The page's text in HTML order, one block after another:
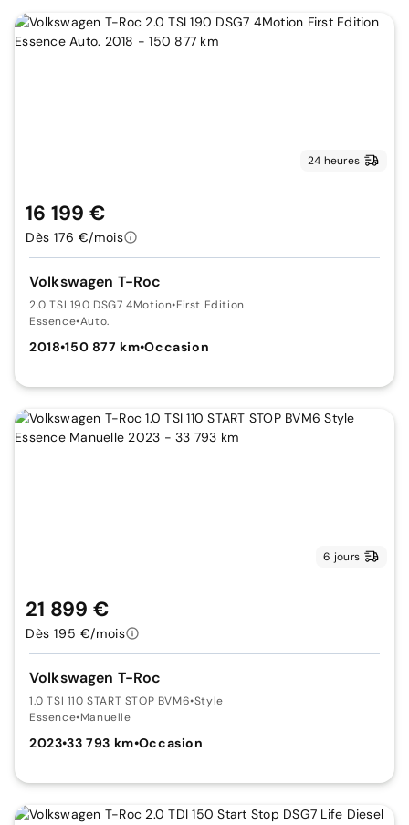
24 heures
Volkswagen T-Roc
2.0 TSI 190 DSG7 4Motion•First Edition
Essence•Auto.
2018•150 877 km•Occasion
16 199 €
Dès 176 €/mois
6 jours
Volkswagen T-Roc
1.0 TSI 110 START STOP BVM6•Style
Essence•Manuelle
2023•33 793 km•Occasion
21 899 €
Dès 195 €/mois